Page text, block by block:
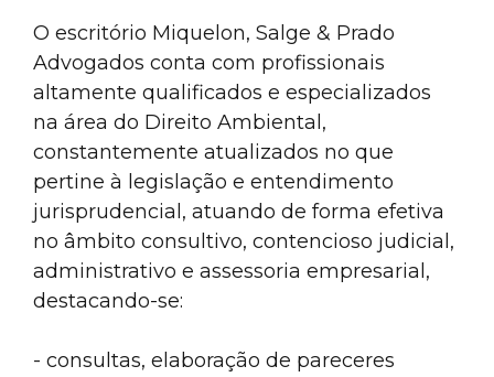
O escritório Miquelon, Salge & Prado
Advogados conta com profissionais
altamente qualificados e especializados
na área do Direito Ambiental,
constantemente atualizados no que
pertine à legislação e entendimento
jurisprudencial, atuando de forma efetiva
no âmbito consultivo, contencioso judicial,
administrativo e assessoria empresarial,
destacando-se:
- consultas, elaboração de pareceres